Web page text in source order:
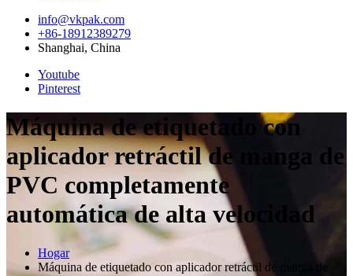
info@vkpak.com
+86-18912389279
Shanghai, China
Youtube
Pinterest
Máquina de etiquetado con
aplicador retráctil de manga de
PVC completamente
automática de alta velocidad
Hogar
Máquina de etiquetado con aplicador retráctil de manga de